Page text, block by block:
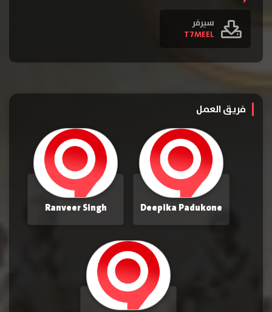
سيرفر
T7MEEL
فريق العمل
Deepika Padukone
Ranveer Singh